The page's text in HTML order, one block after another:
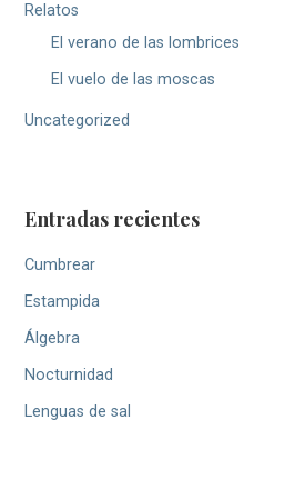
Relatos
El verano de las lombrices
El vuelo de las moscas
Uncategorized
Entradas recientes
Cumbrear
Estampida
Álgebra
Nocturnidad
Lenguas de sal